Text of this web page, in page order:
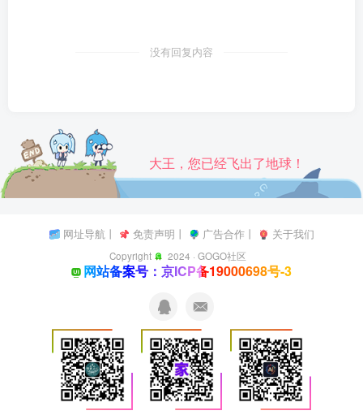
没有回复内容
大王，您已经飞出了地球！
网址导航丨 免责声明 丨 广告合作丨 关于我们
Copyright 2024 ·GOGO社区
网站备案号：京ICP备19000698号-3